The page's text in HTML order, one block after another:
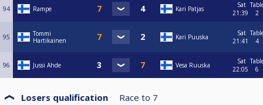
94 Rampe Kari Patjas
Sat
21:39
2
95
Tommi
Hartikainen
Kari Puuska
Sat
21:41
4
96 Jussi Ahde Vesa Ruuska
Sat
22:05
6
Losers qualification Race to 7